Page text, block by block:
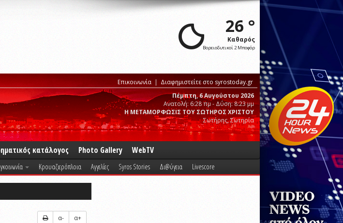
26 °
Καθαρός
Βορειοδυτικοί 2 Μποφόρ
Επικοινωνία
Διαφημιστείτε στο syrostoday.gr
Πέμπτη, 6 Αυγούστου 2026
Ανατολή: 6:28 πμ - Δύση: 8:23 μμ
Η ΜΕΤΑΜΟΡΦΩΣΙΣ ΤΟΥ ΣΩΤΗΡΟΣ ΧΡΙΣΤΟΥ
Σωτήρης, Σωτηρία
κατάλογος Photo Gallery WebTV
Κρουαζιερόπλοια Αγγελίες Syros Stories Δι@ύγεια Livescore
α- α+